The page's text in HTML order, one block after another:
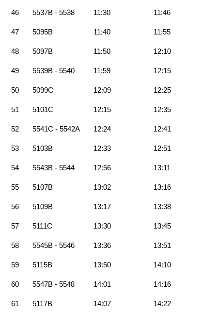
46 5537B - 5538 11:30 11:46
47 5095B 11:40 11:55
48 5097B 11:50 12:10
49 5539B - 5540 11:59 12:15
50 5099C 12:09 12:25
51 5101C 12:15 12:35
52 5541C - 5542A 12:24 12:41
53 5103B 12:33 12:51
54 5543B - 5544 12:56 13:11
55 5107B 13:02 13:16
56 5109B 13:17 13:38
57 5111C 13:30 13:45
58 5545B - 5546 13:36 13:51
59 5115B 13:50 14:10
60 5547B - 5548 14:01 14:16
61 5117B 14:07 14:22